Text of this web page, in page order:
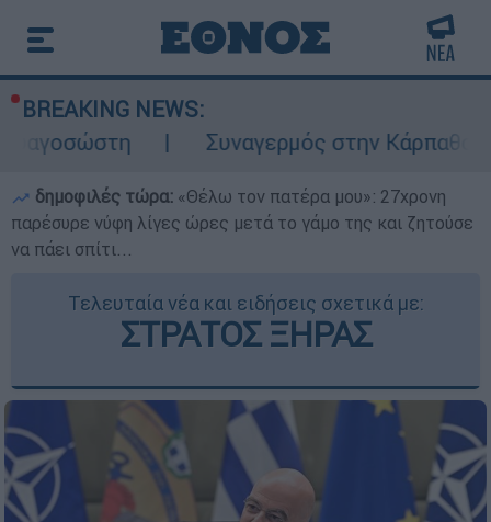
BREAKING NEWS:
Συναγερμός στην Κάρπαθο: Βρέθηκαν
δημοφιλές τώρα: «Θέλω τον πατέρα μου»: 27χρονη
παρέσυρε νύφη λίγες ώρες μετά το γάμο της και ζητούσε
να πάει σπίτι...
Τελευταία νέα και ειδήσεις σχετικά με:
ΣΤΡΑΤΟΣ ΞΗΡΑΣ